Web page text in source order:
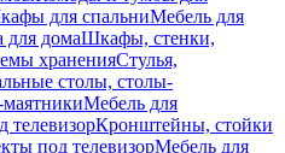
для спальниМебель для
для домаШкафы, стенки,
храненияСтулья,
столы, столы-
маятникиМебель для
Кронштейны, стойки
под телевизорМебель для